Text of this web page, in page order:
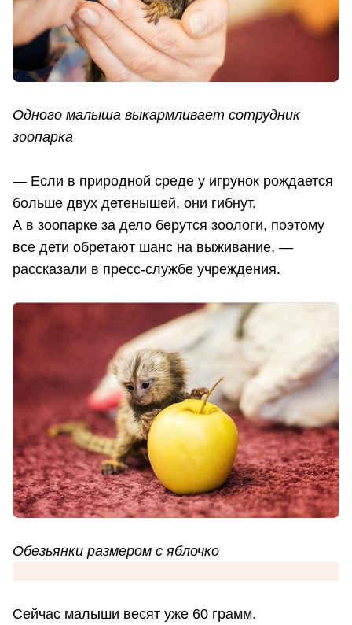
Одного малыша выкармливает сотрудник
зоопарка
— Если в природной среде у игрунок рождается
больше двух детенышей, они гибнут.
А в зоопарке за дело берутся зоологи, поэтому
все дети обретают шанс на выживание, —
рассказали в пресс-службе учреждения.
Обезьянки размером с яблочко
Сейчас малыши весят уже 60 грамм.